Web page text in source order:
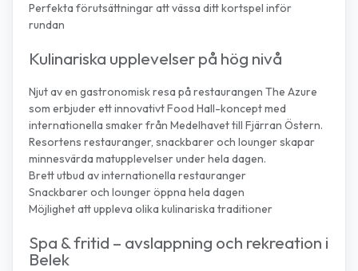
Perfekta förutsättningar att vässa ditt kortspel inför
rundan
Kulinariska upplevelser på hög nivå
Njut av en gastronomisk resa på restaurangen The Azure
som erbjuder ett innovativt Food Hall-koncept med
internationella smaker från Medelhavet till Fjärran Östern.
Resortens restauranger, snackbarer och lounger skapar
minnesvärda matupplevelser under hela dagen.
Brett utbud av internationella restauranger
Snackbarer och lounger öppna hela dagen
Möjlighet att uppleva olika kulinariska traditioner
Spa & fritid – avslappning och rekreation i
Belek